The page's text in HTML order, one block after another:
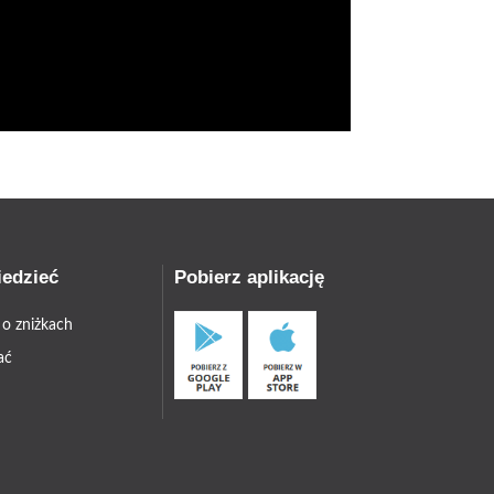
zniżkach
Pobierz aplikację